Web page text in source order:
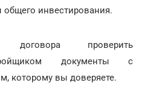
инвестирования.
договора проверить
документы с
которому вы доверяете.